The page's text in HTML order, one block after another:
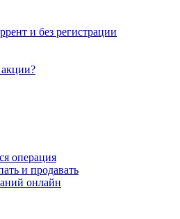
и без регистрации
операция
и продавать
онлайн